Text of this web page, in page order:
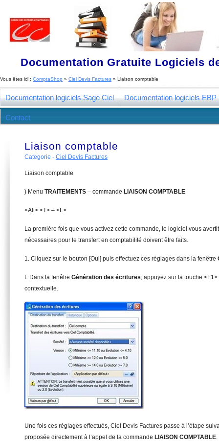
Documentation Gratuite Logiciels
Vous êtes ici : ComptaShop » Ciel Devis Factures » Liaison comptable
Documentation logiciels Sage Ciel Documentation logiciels EBP
Contact
Liaison comptable
Categorie - Ciel Devis Factures
Liaison comptable
) Menu TRAITEMENTS – commande LIAISON COMPTABLE
<Alt> <T> – <L>
La première fois que vous activez cette commande, le logiciel vous
nécessaires pour le transfert en comptabilité doivent être faits.
1. Cliquez sur le bouton [Oui] puis effectuez ces réglages dans la fenêtre
L Dans la fenêtre Génération des écritures, appuyez sur la touche
contextuelle.
Une fois ces réglages effectués, Ciel Devis Factures passe à l’étape
proposée directement à l’appel de la commande L A SON COMPTABLE.